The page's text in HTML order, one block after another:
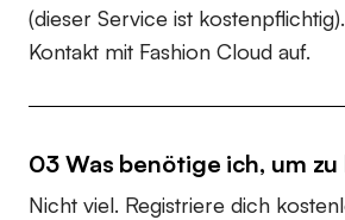
(dieser Service ist
Kontakt mit Fashion Cloud auf.
03 Was benötige ich, um
Nicht viel. Registriere dich